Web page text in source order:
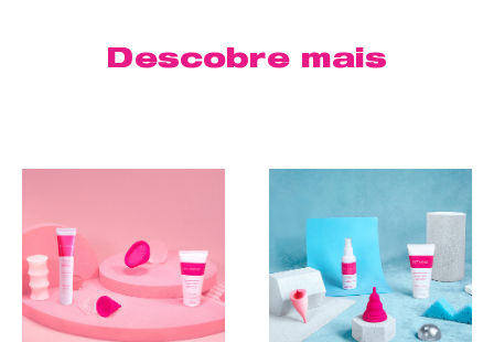
Descobre mais